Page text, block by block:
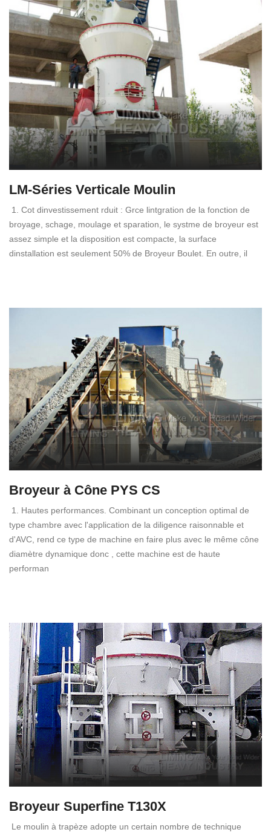
LM-Séries Verticale Moulin
1. Cot dinvestissement rduit : Grce lintgration de la fonction de
broyage, schage, moulage et sparation, le systme de broyeur est
assez simple et la disposition est compacte, la surface
dinstallation est seulement 50% de Broyeur Boulet. En outre, il
Broyeur à Cône PYS CS
1. Hautes performances. Combinant un conception optimal de
type chambre avec l'application de la diligence raisonnable et
d'AVC, rend ce type de machine en faire plus avec le même cône
diamètre dynamique donc , cette machine est de haute
performan
Broyeur Superfine T130X
Le moulin à trapèze adopte un certain nombre de technique